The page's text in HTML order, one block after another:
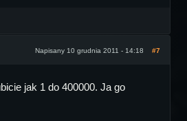
Napisany 10 grudnia 2011 - 14:18 #7
jak 1 do 400000. Ja go